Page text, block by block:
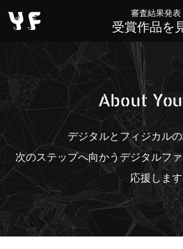
審査結果発表
受賞作品を
About You
デジタルとフィジカル
次のステップへ向かうデジタルフ
応援します